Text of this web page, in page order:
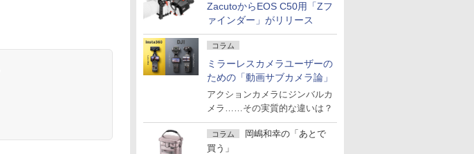
ZacutoからEOS C50用「Zフ
ァインダー」がリリース
コラム
ミラーレスカメラユーザーの
ための「動画サブカメラ論」
アクションカメラにジンバルカ
メラ……その実質的な違いは？
コラム
岡嶋和幸の「あとで
買う」